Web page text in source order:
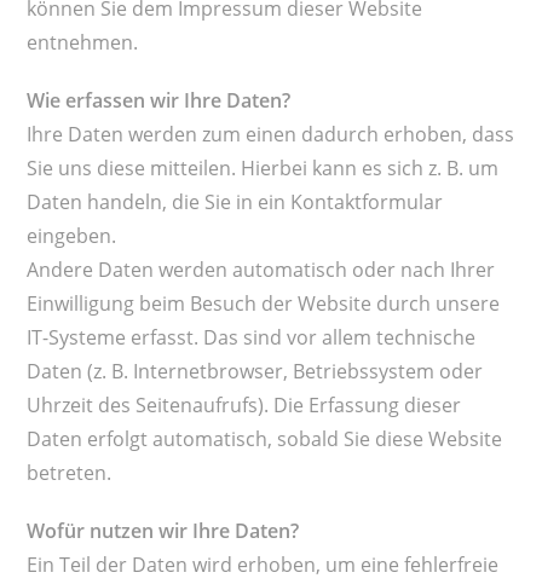
können Sie dem Impressum dieser Website
entnehmen.
Wie erfassen wir Ihre Daten?
Ihre Daten werden zum einen dadurch erhoben, dass
Sie uns diese mitteilen. Hierbei kann es sich z. B. um
Daten handeln, die Sie in ein Kontaktformular
eingeben.
Andere Daten werden automatisch oder nach Ihrer
Einwilligung beim Besuch der Website durch unsere
IT-Systeme erfasst. Das sind vor allem technische
Daten (z. B. Internetbrowser, Betriebssystem oder
Uhrzeit des Seitenaufrufs). Die Erfassung dieser
Daten erfolgt automatisch, sobald Sie diese Website
betreten.
Wofür nutzen wir Ihre Daten?
Ein Teil der Daten wird erhoben, um eine fehlerfreie